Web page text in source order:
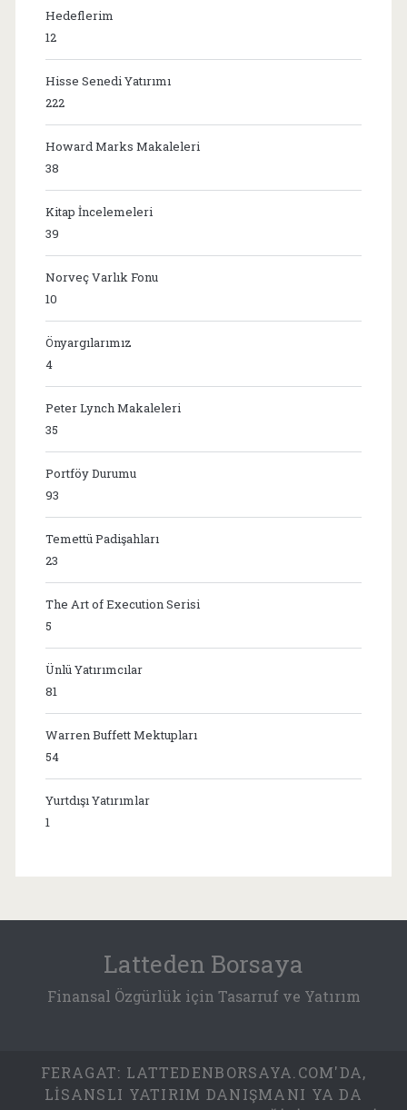
Hedeflerim
12
Hisse Senedi Yatırımı
222
Howard Marks Makaleleri
38
Kitap İncelemeleri
39
Norveç Varlık Fonu
10
Önyargılarımız
4
Peter Lynch Makaleleri
35
Portföy Durumu
93
Temettü Padişahları
23
The Art of Execution Serisi
5
Ünlü Yatırımcılar
81
Warren Buffett Mektupları
54
Yurtdışı Yatırımlar
1
Latteden Borsaya
Finansal Özgürlük için Tasarruf ve Yatırım
FERAGAT: LATTEDENBORSAYA.COM'DA,
LISANSLI YATIRIM DANIŞMANI YA DA